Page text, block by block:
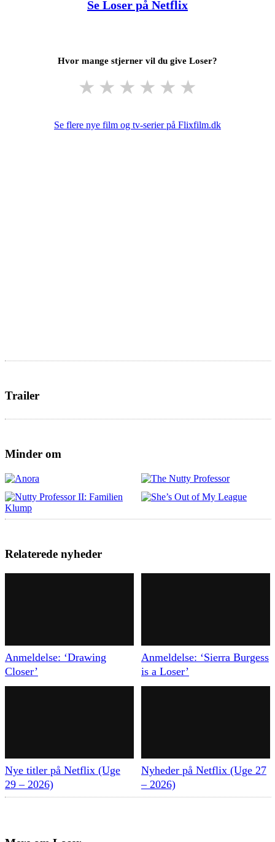
Se Loser på Netflix
Hvor mange stjerner vil du give Loser?
★ ★ ★ ★ ★ ★
Se flere nye film og tv-serier på Flixfilm.dk
Trailer
Minder om
Relaterede nyheder
Anmeldelse: ‘Drawing
Closer’
Anmeldelse: ‘Sierra Burgess
is a Loser’
Nye titler på Netflix (Uge
29 – 2026)
Nyheder på Netflix (Uge 27
– 2026)